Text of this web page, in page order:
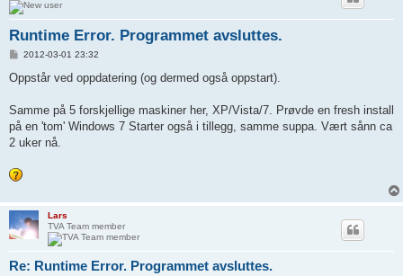
Runtime Error. Programmet avsluttes.
P
s
t
2012-03-01 23:32
Oppstår ved oppdatering (og dermed også oppstart).
Samme på 5 forskjellige maskiner her, XP/Vista/7. Prøvde en fresh install
på en 'tom' Windows 7 Starter også i tillegg, samme suppa. Vært sånn ca
2 uker nå.
Lars
TVA Team member
Re: Runtime Error. Programmet avsluttes.